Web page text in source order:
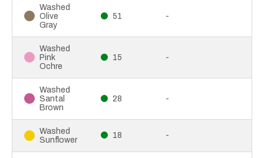
Washed
Olive
Gray
51 -
Washed
Pink
Ochre
15 -
Washed
Santal
Brown
28 -
Washed
Sunflower
18 -